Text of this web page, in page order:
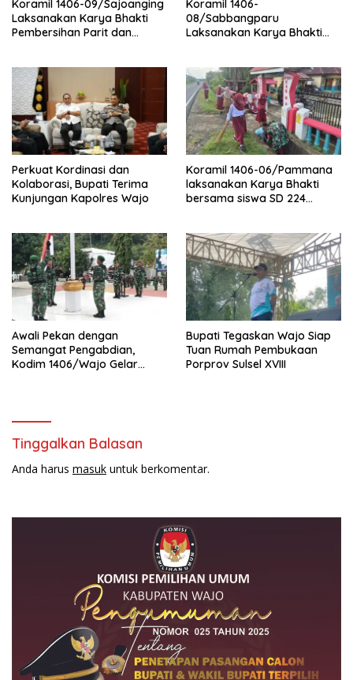
Koramil 1406-09/Sajoanging
Laksanakan Karya Bhakti
Pembersihan Parit dan
Koramil 1406-
08/Sabbangparu
Laksanakan Karya Bhakti
Perkuat Kordinasi dan
Kolaborasi, Bupati Terima
Kunjungan Kapolres Wajo
Koramil 1406-06/Pammana
laksanakan Karya Bhakti
bersama siswa SD 224
Awali Pekan dengan
Semangat Pengabdian,
Kodim 1406/Wajo Gelar
Bupati Tegaskan Wajo Siap
Tuan Rumah Pembukaan
Porprov Sulsel XVIII
Tinggalkan Balasan
Anda harus masuk untuk berkomentar.